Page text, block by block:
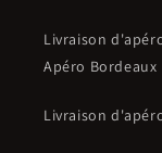
Livraison
Apéro Bordeaux
Livraison